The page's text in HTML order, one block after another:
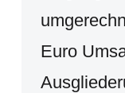
Euro